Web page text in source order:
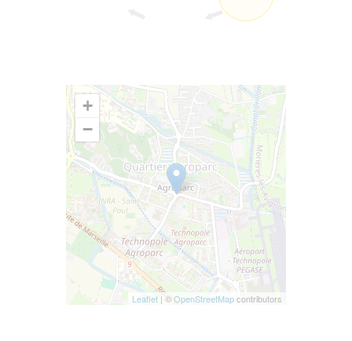
+
−
Leaflet | ©OpenStreetMapcontributors